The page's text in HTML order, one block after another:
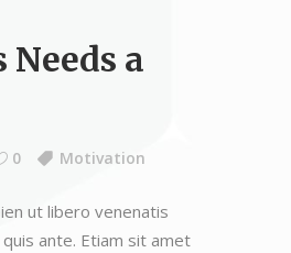
Needs a
0 Motivation
ut libero venenatis
quis ante. Etiam sit amet